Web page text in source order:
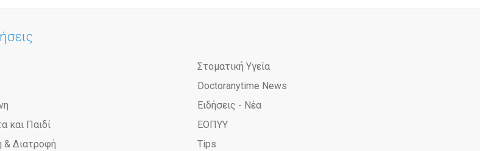
και Παιδί
& Διατροφή
Στοματική Υγεία
Doctoranytime News
Ειδήσεις - Νέα
ΕΟΠΥΥ
Tips